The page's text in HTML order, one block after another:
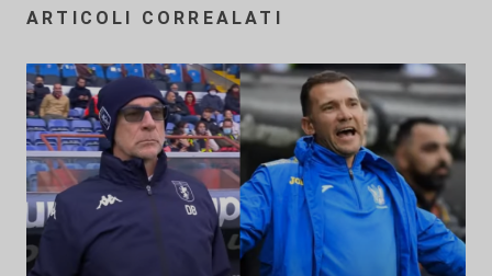
ARTICOLI CORREALATI